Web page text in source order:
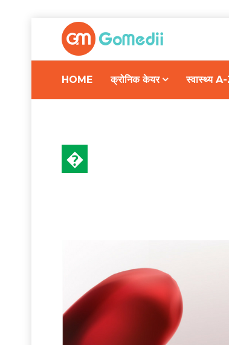
HOME क्रोनिक केयर स्वास्थ्य
�